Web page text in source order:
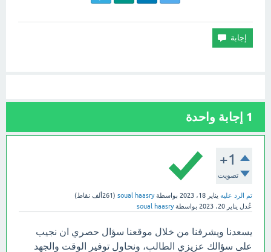
1 إجابة واحدة
+1
تصويت
تم الرد عليه يناير 18، 2023 بواسطةsoual haasry
(261ألف
نقاط)
عُدل يناير 20، 2023 بواسطةsoual haasry
يسعدنا ويشرفنا من خلال موقعنا سؤال حصري ان نجيب
على سؤالك عزيزي الطالب، ونحاول توفير الوقت والجهد